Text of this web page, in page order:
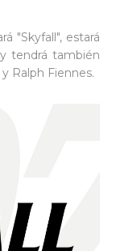
"Skyfall", estará
tendrá también
Ralph Fiennes.